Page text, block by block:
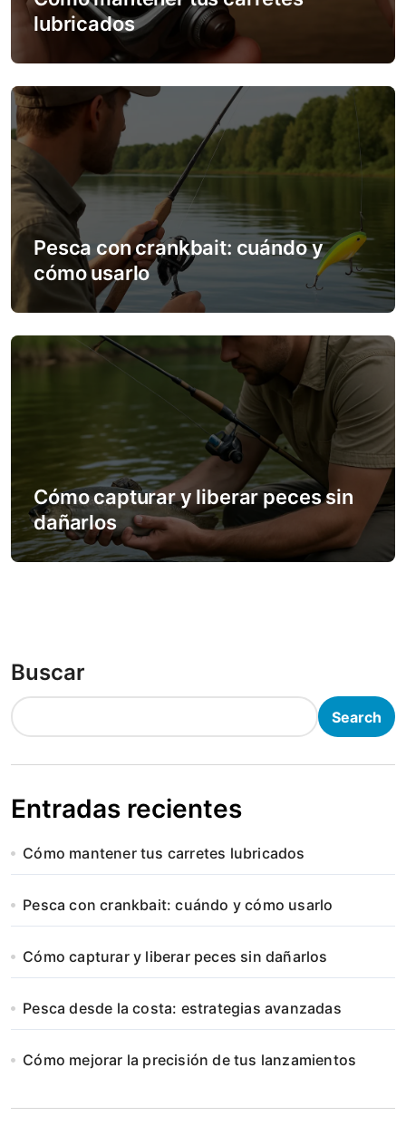
i
o
n
lubricados
Pesca con crankbait: cuándo y
cómo usarlo
Cómo capturar y liberar peces sin
dañarlos
Buscar
Search
Entradas recientes
Cómo mantener tus carretes lubricados
Pesca con crankbait: cuándo y cómo usarlo
Cómo capturar y liberar peces sin dañarlos
Pesca desde la costa: estrategias avanzadas
Cómo mejorar la precisión de tus lanzamientos